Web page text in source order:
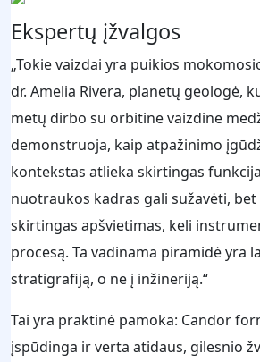
Ekspertų įžvalgos
„Tokie vaizdai yra puikios
dr. Amelia Rivera, planetų geologė,
metų dirbo su orbitine vaizdine
demonstruoja, kaip atpažinimo
kontekstas atlieka skirtingas
nuotraukos kadras gali sužavėti,
skirtingas apšvietimas, keli
procesą. Ta vadinama piramidė yra
stratigrafiją, o ne į inžineriją.“
Tai yra praktinė pamoka: Candor
įspūdinga ir verta atidaus, gilesnio